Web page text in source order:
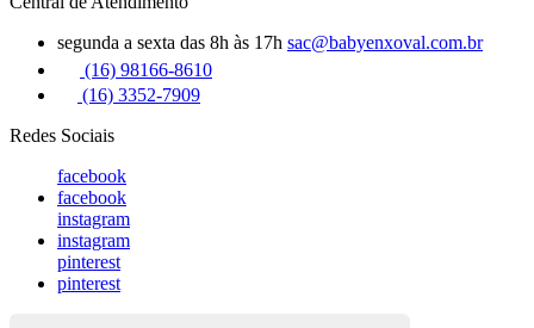
segunda a sexta das 8h às 17h sac@babyenxoval.com.br
(16) 98166-8610
(16) 3352-7909
Redes Sociais
facebook
facebook
instagram
instagram
pinterest
pinterest